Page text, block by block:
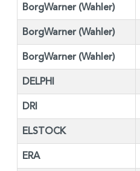
BorgWarner (Wahler)
BorgWarner (Wahler)
BorgWarner (Wahler)
DELPHI
DRI
ELSTOCK
ERA